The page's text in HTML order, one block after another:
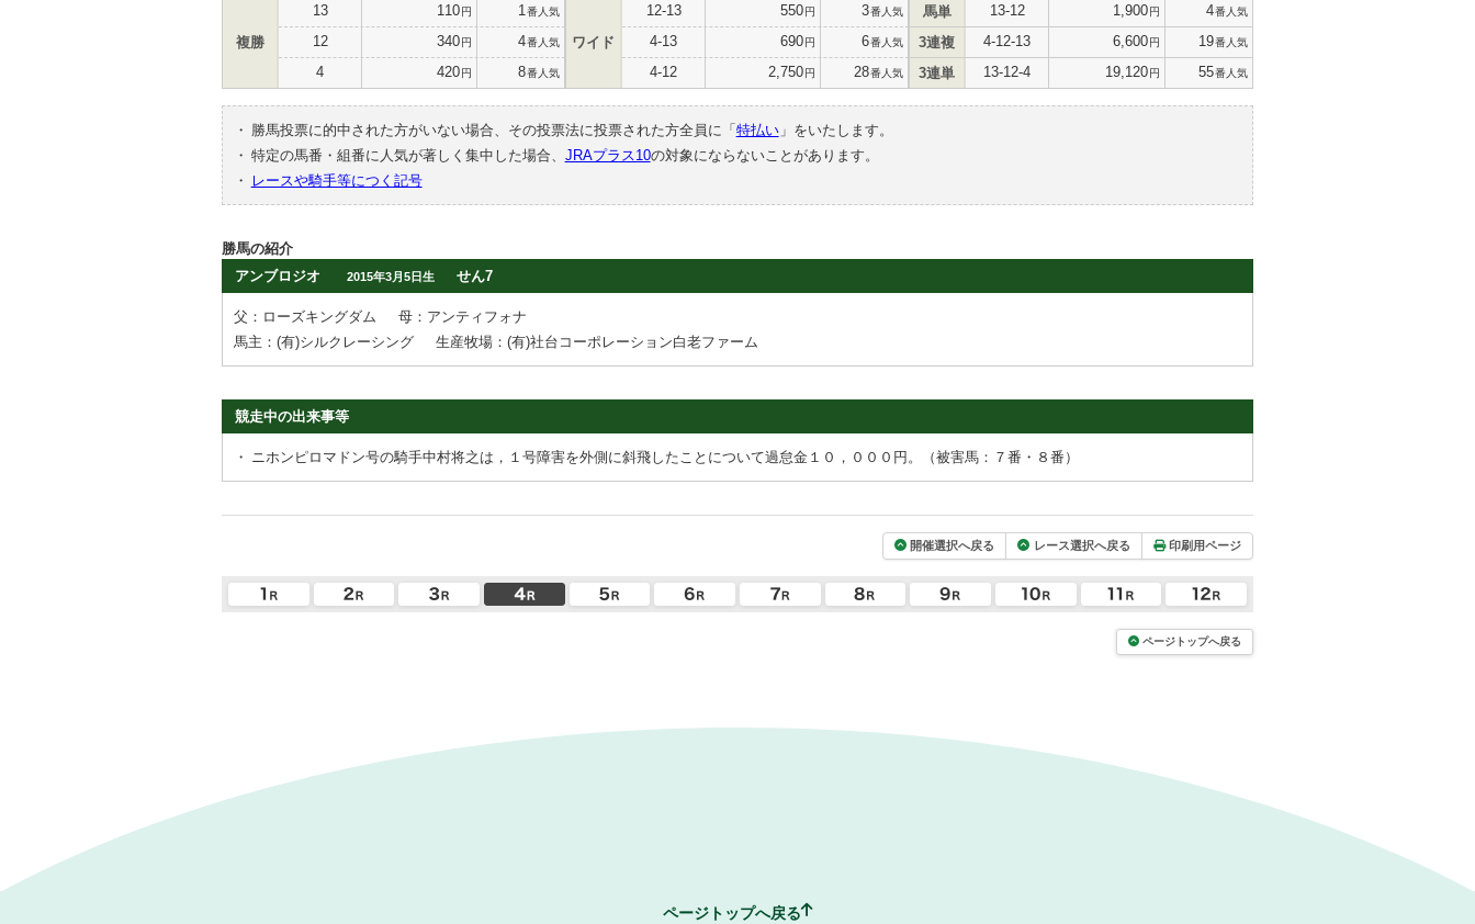
複勝
13 110円 1 番人気
12 340円 4番人気
4 420円 8番人気
ワイド
12-13 550円 3番人気
4-13 690円 6番人気
4-12 2,750円 28番人気
馬単 13-12 1,900円 4番人気
3連複 4-12-13 6,600円 19番人気
3連単 13-12-4 19,120円 55番人気
・ 勝馬投票に的中された方がいない場合、その投票法に投票された方全員に「 特払い」をいたします。
・ 特定の馬番・組番に人気が著しく集中した場合、 JRAプラス10の対象にならないことがあります。
・
レースや騎手等につく記号
勝馬の紹介
アンブロジオ
2015年3月5日生 せん7
父：ローズキングダム
母：アンティフォナ
馬主：(有)シルクレーシング
生産牧場：(有)社台コーポレーション白老ファーム
競走中の出来事等
・ ニホンピロマドン号の騎手中村将之は，１号障害を外側に斜飛したことについて過怠金１０，０００円。（被害馬：７番・８番）
開催選択へ戻る レース選択へ戻る 印刷用ページ
ページトップへ戻る
ページトップへ戻る